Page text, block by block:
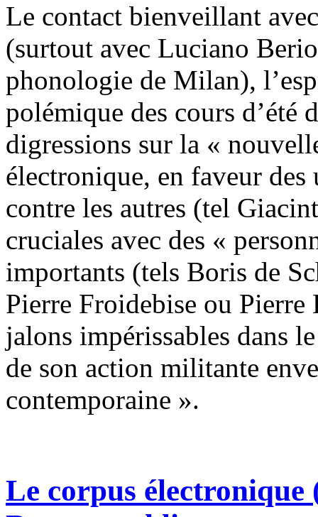
Le contact bienveillant
(surtout avec Luciano
phonologie de Milan),
polémique des cours d’été
digressions sur la «
électronique, en faveur
contre les autres (tel
cruciales avec des «
importants (tels Boris de
Pierre Froidebise ou
jalons impérissables dans
de son action militante
contemporaine ».
Le corpus électronique